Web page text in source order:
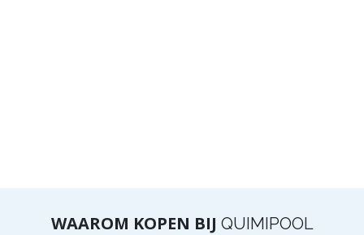
WAAROM KOPEN BIJ QUIMIPOOL